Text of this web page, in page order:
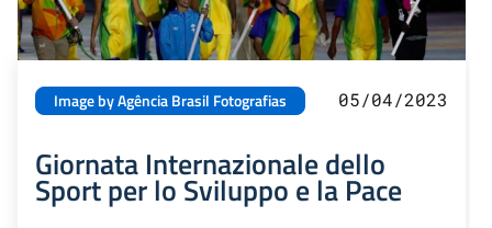
Image by Agência Brasil Fotografias 05/04/2023
Giornata Internazionale dello
Sport per lo Sviluppo e la Pace